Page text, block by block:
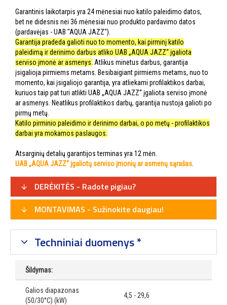
Garantinis laikotarpis yra 24 mėnesiai nuo katilo paleidimo datos,
bet ne didesnis nei 36 mėnesiai nuo produkto pardavimo datos
(pardavėjas - UAB "AQUA JAZZ").
Garantija pradeda galioti nuo to momento, kai pirminį katilo
paleidimą ir derinimo darbus atliko UAB „AQUA JAZZ“ įgaliota
serviso įmonė ar asmenys. Atlikus minėtus darbus, garantija
įsigalioja pirmiems metams. Besibaigiant pirmiems metams, nuo to
momento, kai įsigaliojo garantija, yra atliekami profilaktikos darbai,
kuriuos taip pat turi atlikti UAB „AQUA JAZZ“ įgaliota serviso įmonė
ar asmenys. Neatlikus profilaktikos darbų, garantija nustoja galioti po
pirmų metų.
Katilo pirminio paleidimo ir derinimo darbai, o po metų - profilaktikos
darbai yra mokamos paslaugos.
Atsarginių detalių garantijos terminas yra 12 mėn.
UAB „AQUA JAZZ“ įgaliotų serviso įmonių ar asmenų sąrašas
DERĖKITĖS - Radote pigiau?
MONTAVIMAS - Sužinokite daugiau!
Techniniai duomenys *
Šildymas:
Galios diapazonas
(50/30°C) (kW)
4,5 - 29,6